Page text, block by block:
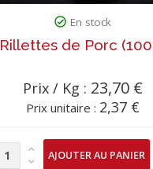
En stock
Rillettes de Porc
Prix / Kg : 23,70 €
Prix unitaire : 2,37 €